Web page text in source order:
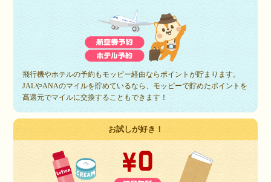
飛行機やホテルの予約もモッピー経由ならポイントが貯まります。
JALやANAのマイルを貯めているなら、モッピーで貯めたポイントを
高還元でマイルに交換することもできます！
お試しが好き！